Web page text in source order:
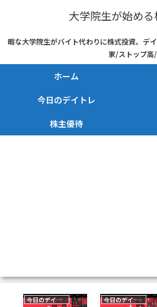
大学院生が始め
暇な大学院生がバイト代わりに株式投資。デ
家/ストップ高/
ホーム
今日のデイトレ
株主優待
今日のデイトレ 今日のデイトレ